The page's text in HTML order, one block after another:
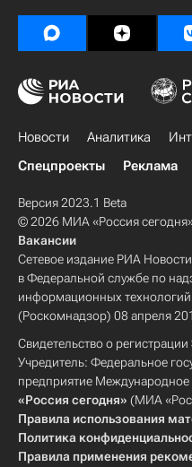
Новости Аналитика
Спецпроекты
Реклама
Версия 2023.1 Beta
© 2026 МИА «Россия
Вакансии
Сетевое издание РИА
в Федеральной службе по
информационных
(Роскомнадзор) 08 апреля
Свидетельство о
Учредитель: Федеральное
предприятие
«Россия сегодня» (МИА
Правила использования
Политика
Правила применения